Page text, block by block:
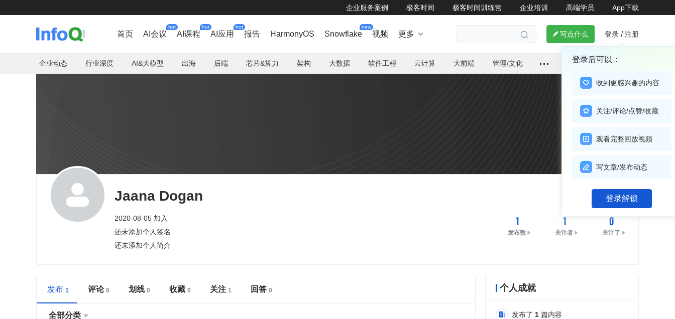
企业服务案例 极客时间 极客时间训练营 企业培训 高端学员 App下载
首页 AI会议
hot
AI课程
hot
AI应用
hot
报告 HarmonyOS Snowflake
new
视频 更多    写点什么 登录 / 注册
登录后可以：
收到更感兴趣的内容
关注/评论/点赞/收藏
观看完整回放视频
写文章/发布动态
登录解锁
企业动态 行业深度 AI&大模型 出海 后端 芯片&算力 架构 大数据 软件工程 云计算 大前端 管理/文化
Jaana Dogan
2020-08-05 加入
还未添加个人签名
还未添加个人简介
关注
1
发布数
1
关注者
0
关注了
发布 评论 划线 收藏 关注 回答
全部分类 
个人成就
发布了 1 篇内容